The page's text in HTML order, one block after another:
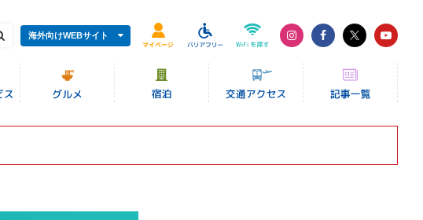
海外向けWEBサイト